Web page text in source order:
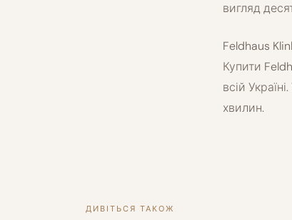
вигляд
Feldhaus
Купити
всій
хвилин.
ДИВІТЬСЯ ТАКОЖ